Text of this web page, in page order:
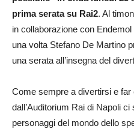
prima serata su Rai2. Al
in collaborazione con
una volta Stefano De Martino
una serata all’insegna del
Come sempre a divertirsi e far
dall’Auditorium Rai di Napoli
personaggi del mondo dello